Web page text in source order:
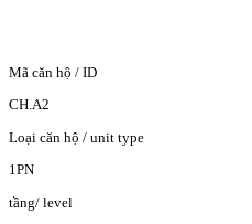
Mã căn hộ / ID
CH.A2
Loại căn hộ / unit type
1PN
tầng/ level